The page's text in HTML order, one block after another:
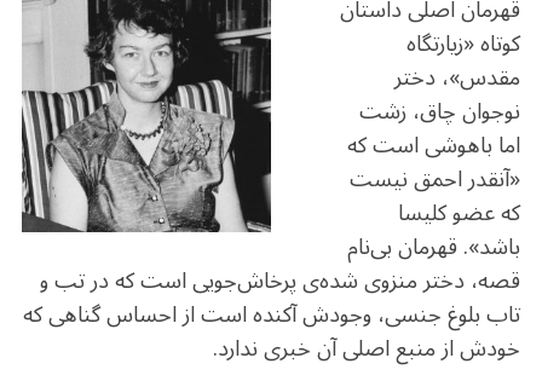
k
قهرمان اصلی داستان
کوتاه «زیارتگاه
مقدس»، دختر
نوجوان چاق، زشت
اما باهوشی است که
«آنقدر احمق نیست
که عضو کلیسا
باشد». قهرمان بی‌نام
قصه، دختر منزوی شده‌ی پرخاش‌جویی است که در تب و
تاب بلوغ جنسی، وجودش آکنده است از احساس گناهی که
خودش از منبع اصلی آن خبری ندارد.